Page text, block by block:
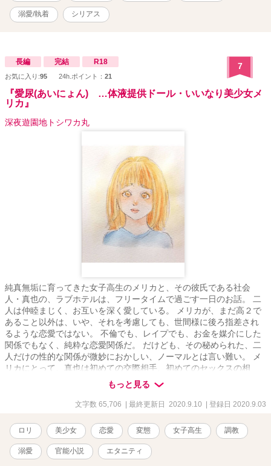
み）下品な表現・（一部のみ）無理矢理の描写あり。稀に予告無く
入ります。苦手な方は気をつけて読み進めて頂けたら幸いです。 ◎
作中に出てくる企業、情報、登場人物が持つ知識等は創作上のフィ
うございました。 ▼ 作中に登場するとあるキャラクターが紡ぐ恋物
語の顛末 →12/27完結済
https://www.alphapolis.co.jp/novel/641789619/770393183 （本編中
盤の『挿話 Our if story.』まで読まれてから、こちらを読み進めてい
ただけると理解が深まるかと思います）
溺愛/執着 シリアス
長編 完結 R18
お気に入り:95 24h.ポイント： 21
7
『愛尿(あいにょん) …体液提供ドール・いいなり美少女メ
リカ』
深夜遊園地トシワカ丸
純真無垢に育ってきた女子高生のメリカと、その彼氏である社会
人・真也の、ラブホテルは、フリータイムで過ごす一日のお話。 二
人は仲睦まじく、お互いを深く愛している。 メリカが、まだ高２で
あること以外は、いや、それを考慮しても、世間様に後ろ指差され
るような恋愛ではない。 不倫でも、レイプでも、お金を媒介にした
関係でもなく、純粋な恋愛関係だ。 だけども、その秘められた、二
人だけの性的な関係が微妙におかしい、ノーマルとは言い難い。 メ
リカにとって、真也は初めての交際相手、初めてのセックスの相
手、真也の手ほどきがメリカの性行為のスタンダード。 真也は、ま
だまだ幼いメリカの身体を隅々まで愛しまくり、これでもかとしゃ
ぶり尽くし、更にしゃぶり尽くす。 メリカの分泌する体液のすべて
けでも、三回に分けて排泄させられ、それぞれにプレイをたがえ
て、彼氏の欲求を満たしていく。 その快楽は、すべての女性が普通
に受け入れているものと教えられたメリカは、安心して、何ら疑問
を抱かずに受け入れ、溺れていく、イク。 メリカには、幼いながら
もっと見る
文字数 65,706 | 最終更新日 2020.9.10 | 登録日 2020.9.03
ロリ 美少女 恋愛 変態 女子高生 調教
溺愛 官能小説 エタニティ